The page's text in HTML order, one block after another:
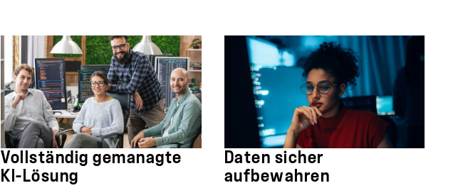
Vollständig gemanagte
KI-Lösung
Daten sicher
aufbewahren